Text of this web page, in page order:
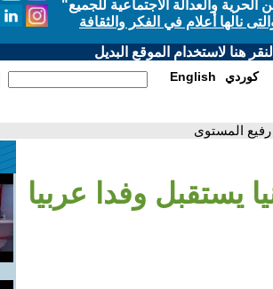
والعدالة الاجتماعية للجميع"
نالها أعلام في الفكر والثقافة
هنا لاستخدام الموقع البديل
English كوردي
رفيع المستوى
يستقبل وفدا عربيا